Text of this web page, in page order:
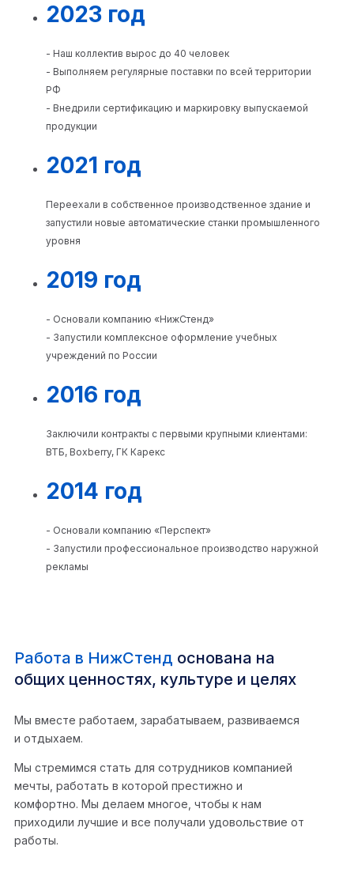
2023 год
- Наш коллектив вырос до 40 человек
- Выполняем регулярные поставки по всей территории
РФ
- Внедрили сертификацию и маркировку выпускаемой
продукции
2021 год
Переехали в собственное производственное здание и
запустили новые автоматические станки промышленного
уровня
2019 год
- Основали компанию «НижСтенд»
- Запустили комплексное оформление учебных
учреждений по России
2016 год
Заключили контракты с первыми крупными клиентами:
ВТБ, Boxberry, ГК Карекс
2014 год
- Основали компанию «Перспект»
- Запустили профессиональное производство наружной
рекламы
Работа в НижСтенд основана на
общих ценностях, культуре и целях
Мы вместе работаем, зарабатываем, развиваемся
и отдыхаем.
Мы стремимся стать для сотрудников компанией
мечты, работать в которой престижно и
комфортно. Мы делаем многое, чтобы к нам
приходили лучшие и все получали удовольствие от
работы.